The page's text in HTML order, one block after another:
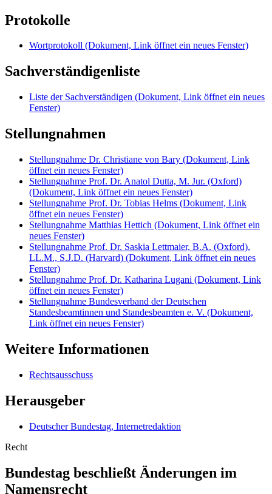
Protokolle
Wortprotokoll (Dokument, Link öffnet ein neues Fenster)
Sachverständigenliste
Liste der Sachverständigen (Dokument, Link öffnet ein neues
Fenster)
Stellungnahmen
Stellungnahme Dr. Christiane von Bary (Dokument, Link
öffnet ein neues Fenster)
Stellungnahme Prof. Dr. Anatol Dutta, M. Jur. (Oxford)
(Dokument, Link öffnet ein neues Fenster)
Stellungnahme Prof. Dr. Tobias Helms (Dokument, Link
öffnet ein neues Fenster)
Stellungnahme Matthias Hettich (Dokument, Link öffnet ein
neues Fenster)
Stellungnahme Prof. Dr. Saskia Lettmaier, B.A. (Oxford),
LL.M., S.J.D. (Harvard) (Dokument, Link öffnet ein neues
Fenster)
Stellungnahme Prof. Dr. Katharina Lugani (Dokument, Link
öffnet ein neues Fenster)
Stellungnahme Bundesverband der Deutschen
Standesbeamtinnen und Standesbeamten e. V. (Dokument,
Link öffnet ein neues Fenster)
Weitere Informationen
Rechtsausschuss
Herausgeber
Deutscher Bundestag, Internetredaktion
Recht
Bundestag beschließt Änderungen im
Namensrecht